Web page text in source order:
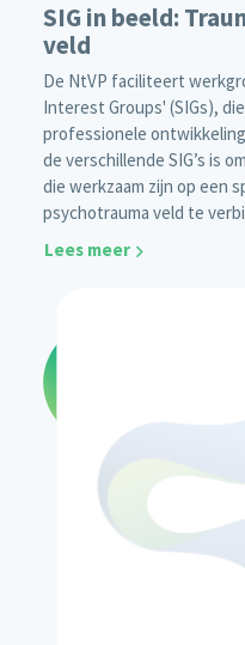
SIG in beeld:
veld
De NtVP faciliteert
Interest Groups' (SIGs),
professionele
de verschillende SIG’s is
die werkzaam zijn op een
psychotrauma veld te
Lees meer